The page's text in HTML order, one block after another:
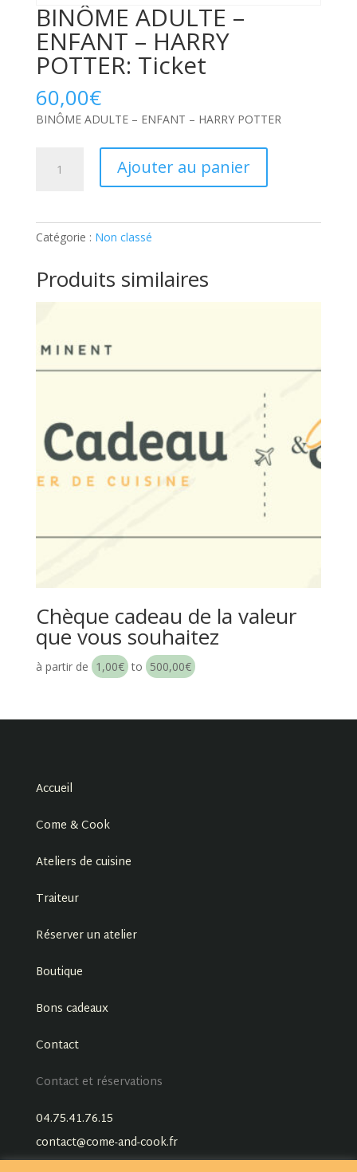
BINÔME ADULTE –
ENFANT – HARRY
POTTER: Ticket
60,00€
BINÔME ADULTE – ENFANT – HARRY POTTER
ENFANT
HARRY
POTTER:
Ajouter au panier
Catégorie : Non classé
Produits similaires
Chèque cadeau de la valeur
que vous souhaitez
à partir de 1,00€ to 500,00€
Accueil
Come & Cook
Ateliers de cuisine
Traiteur
Réserver un atelier
Boutique
Bons cadeaux
Contact
Contact et réservations
04.75.41.76.15
contact@come-and-cook.fr